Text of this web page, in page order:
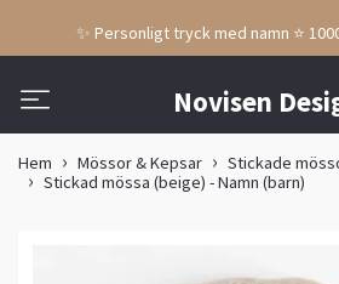
✨ Personligt tryck med namn ⭐
Novisen
Hem Mössor & Kepsar
Stickade
Stickad mössa (beige) - Namn (barn)